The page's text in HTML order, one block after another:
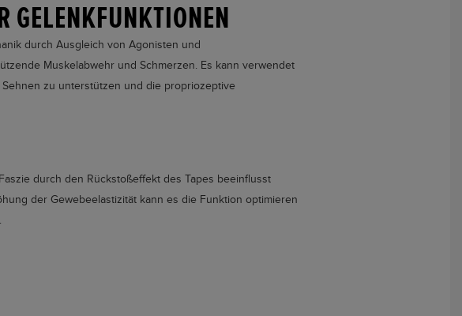
GELENKFUNKTIONEN
durch Ausgleich von Agonisten und
Muskelabwehr und Schmerzen. Es kann verwendet
zu unterstützen und die propriozeptive
durch den Rückstoßeffekt des Tapes beeinflusst
der Gewebeelastizität kann es die Funktion optimieren